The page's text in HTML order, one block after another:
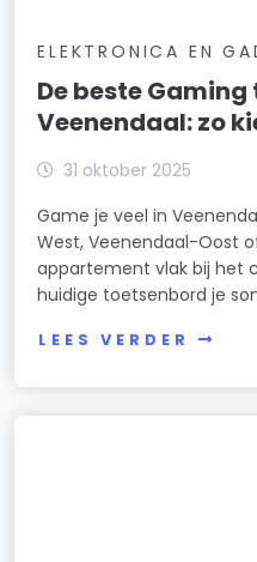
ELEKTRONICA EN
De beste
Veenendaal: zo
31 oktober 2025
Game je veel in
West, Veenendaal-Oost
appartement vlak bij het
huidige toetsenbord je
LEES VERDER